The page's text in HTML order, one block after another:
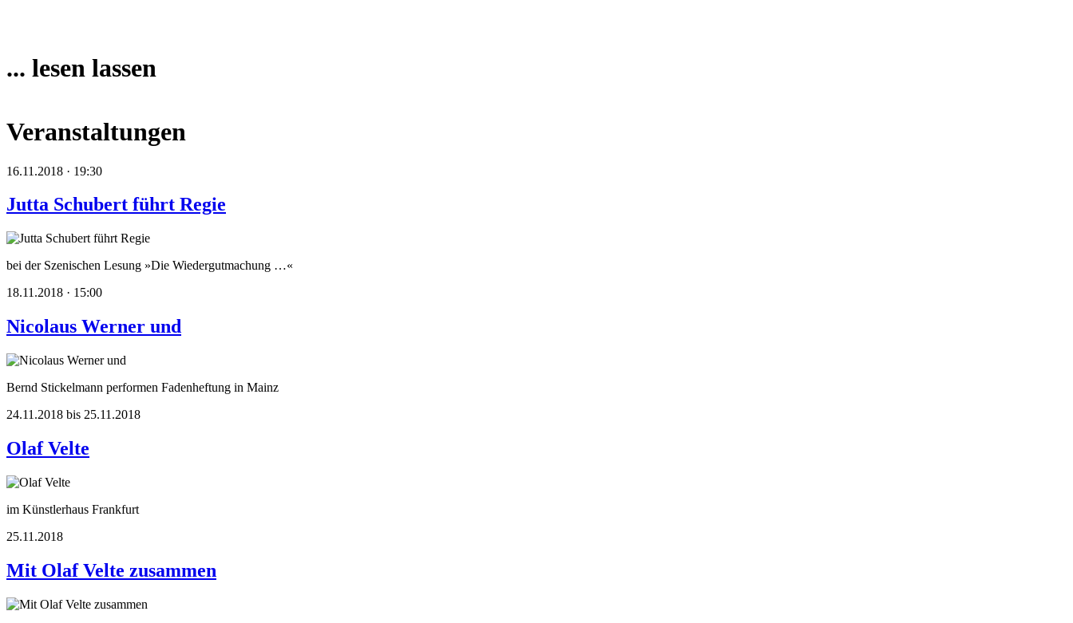
... lesen lassen
Veranstaltungen
16.11.2018 · 19:30
Jutta Schubert führt Regie
bei der Szenischen Lesung »Die Wiedergutmachung …«
18.11.2018 · 15:00
Nicolaus Werner und
Bernd Stickelmann performen Fadenheftung in Mainz
24.11.2018 bis 25.11.2018
Olaf Velte
im Künstlerhaus Frankfurt
25.11.2018
Mit Olaf Velte zusammen